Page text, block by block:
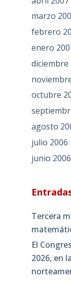
marzo
febrero
enero
diciembre
octubre
agosto
julio 2006
junio 2006
Tercera
El
2026, en